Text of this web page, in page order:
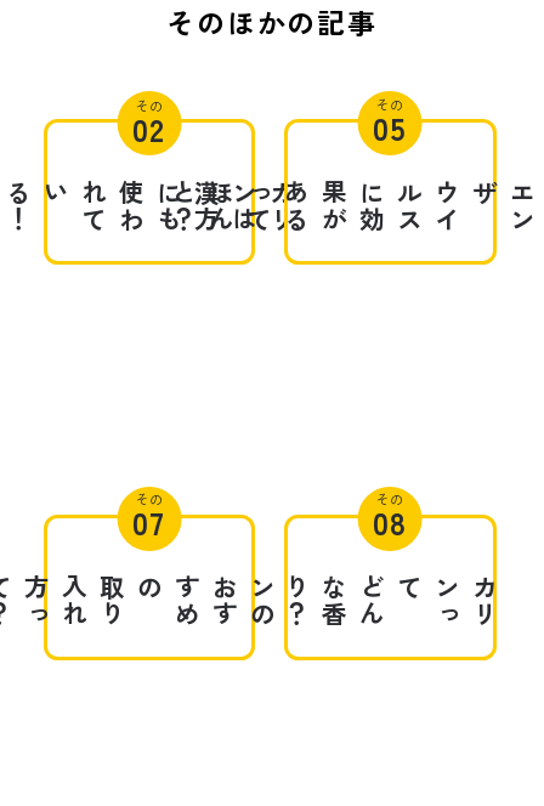
そのほかの記事
その
02
カ
リ
ン
は
漢
方
に
も
使
わ
れ
て
いる
！
その
05
ザ
ウ
イ
ル
ス
に
効
果
が
あ
る
っ
て
ほ
ん
と
？
その
07
カ
リ
ン
の
お
す
す
め
の
取
り
入
れ
方
っ
て
その
08
カ
リ
ン
っ
て
ど
ん
な
香
り
？